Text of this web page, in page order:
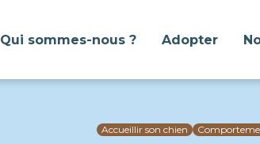
Qui sommes-nous ? Adopter
Accueillir son chien